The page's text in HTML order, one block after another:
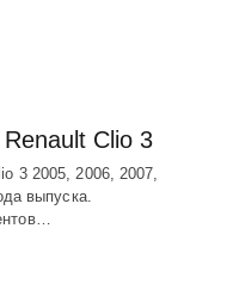
Clio 3
3 2005, 2006, 2007,
выпуска.